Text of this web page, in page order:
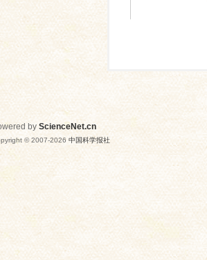
by ScienceNet.cn
© 2007-2026 中国科学报社